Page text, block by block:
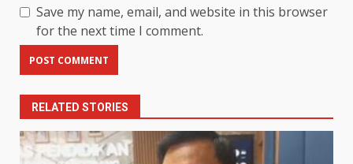
Save my name, email, and website in this browser
for the next time I comment.
RELATED STORIES